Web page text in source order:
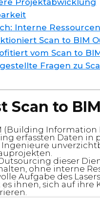
Projektabwicklung
Interne
Scan to BIM
vom Scan to
Fragen zu
Scan to
(Building
erfassten Daten in
Ingenieure
dieser
ohne interne
Aufgabe des
ihnen, sich auf